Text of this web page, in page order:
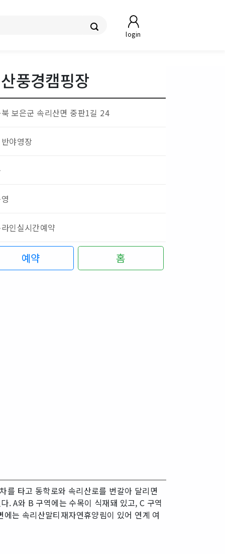
login
풍경캠핑장
보은군 속리산면 중판1길 24
야영장
인실시간예약
예약 홈
를 타고 동학로와 속리산로를 번갈아 달리면
. A와 B 구역에는 수목이 식재돼 있고, C 구역
는 속리산말티재자연휴양림이 있어 연계 여